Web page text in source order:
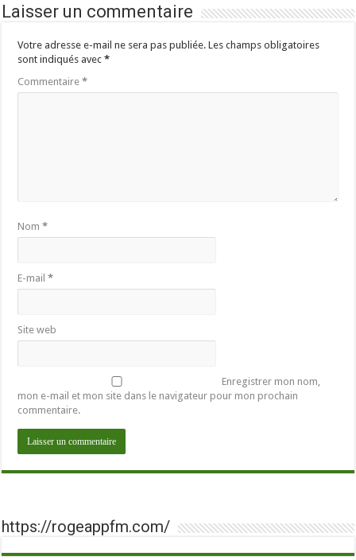
Laisser un commentaire
Votre adresse e-mail ne sera pas publiée. Les champs obligatoires
sont indiqués avec*
Commentaire*
Nom*
E-mail*
Site web
Enregistrer mon nom,
mon e-mail et mon site dans le navigateur pour mon prochain
commentaire.
https://rogeappfm.com/